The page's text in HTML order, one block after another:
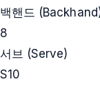
백핸드
8
서브 (Serve)
S10